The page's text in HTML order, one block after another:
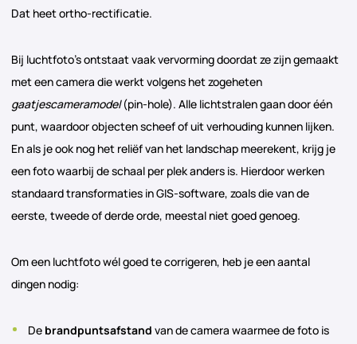
Dat heet ortho-rectificatie.
Bij luchtfoto’s ontstaat vaak vervorming doordat ze zijn gemaakt
met een camera die werkt volgens het zogeheten
gaatjescameramodel(pin-hole). Alle lichtstralen gaan door één
punt, waardoor objecten scheef of uit verhouding kunnen lijken.
En als je ook nog het reliëf van het landschap meerekent, krijg je
een foto waarbij de schaal per plek anders is. Hierdoor werken
standaard transformaties in GIS-software, zoals die van de
eerste, tweede of derde orde, meestal niet goed genoeg.
Om een luchtfoto wél goed te corrigeren, heb je een aantal
dingen nodig:
De brandpuntsafstand van de camera waarmee de foto is